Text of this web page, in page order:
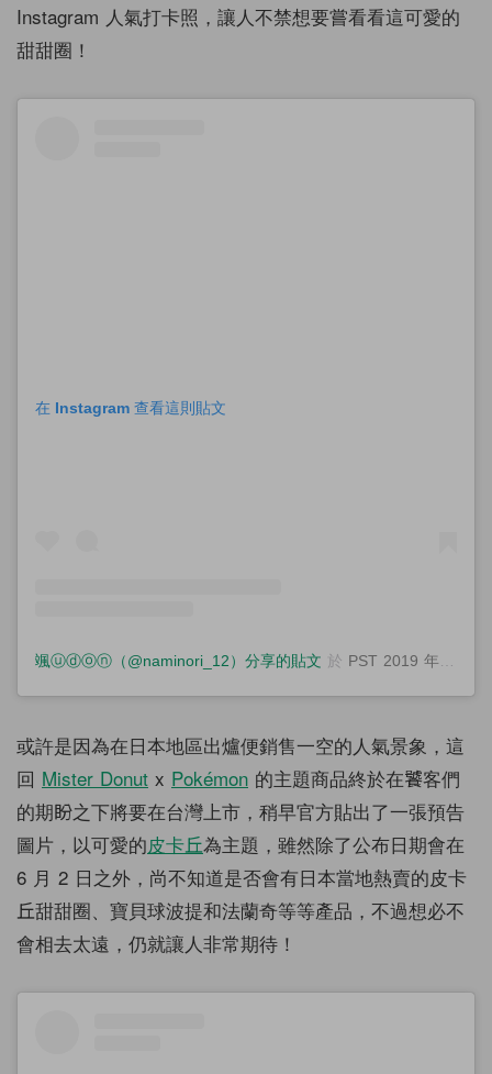
Instagram 人氣打卡照，讓人不禁想要嘗看看這可愛的
甜甜圈！
在 Instagram 查看這則貼文
颯ⓤⓓⓞⓝ（@naminori_12）分享的貼文 於 PST 2019 年 11月 月 18 日 下午 5:55
或許是因為在日本地區出爐便銷售一空的人氣景象，這
回 Mister Donut x Pokémon 的主題商品終於在饕客們
的期盼之下將要在台灣上市，稍早官方貼出了一張預告
圖片，以可愛的皮卡丘為主題，雖然除了公布日期會在
6 月 2 日之外，尚不知道是否會有日本當地熱賣的皮卡
丘甜甜圈、寶貝球波提和法蘭奇等等產品，不過想必不
會相去太遠，仍就讓人非常期待！